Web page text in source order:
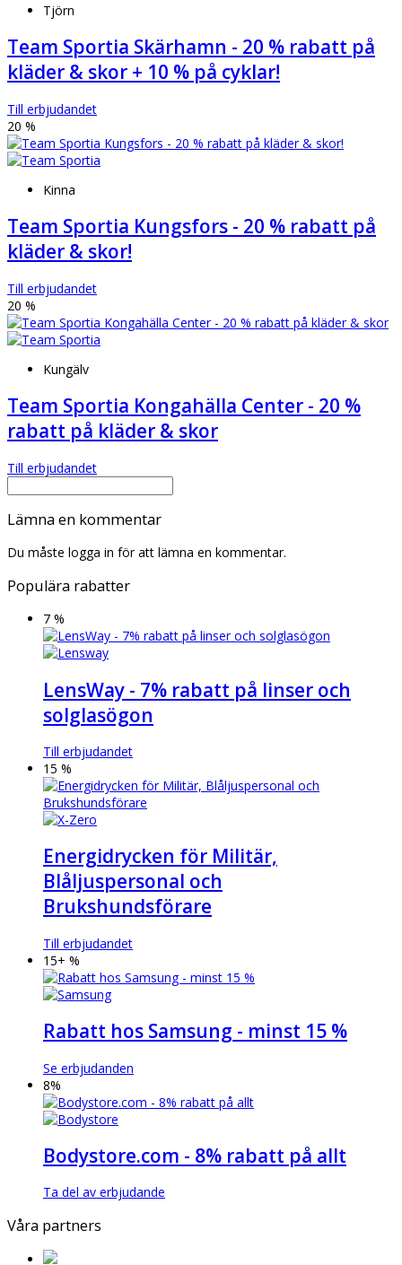
Tjörn
Team Sportia Skärhamn - 20 % rabatt på
kläder & skor + 10 % på cyklar!
Till erbjudandet
20 %
Kinna
Team Sportia Kungsfors - 20 % rabatt på
kläder & skor!
Till erbjudandet
20 %
Kungälv
Team Sportia Kongahälla Center - 20 %
rabatt på kläder & skor
Till erbjudandet
Lämna en kommentar
Du måste logga in för att lämna en kommentar.
Populära rabatter
7 %
LensWay - 7% rabatt på linser och
solglasögon
Till erbjudandet
15 %
Energidrycken för Militär,
Blåljuspersonal och
Brukshundsförare
Till erbjudandet
15+ %
Rabatt hos Samsung - minst 15 %
Se erbjudanden
8%
Bodystore.com - 8% rabatt på allt
Ta del av erbjudande
Våra partners